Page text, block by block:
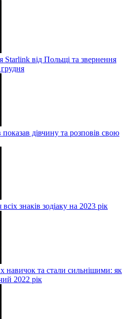
Starlink від Польщі та звернення
дівчину та розповів свою
знаків зодіаку на 2023 рік
навичок та стали сильнішими: як
2022 рік